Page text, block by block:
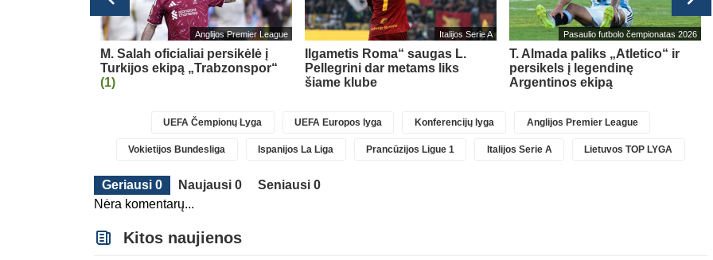
Anglijos Premier League
M. Salah oficialiai persikėlė į
Turkijos ekipą „Trabzonspor“
(1)
Italijos Serie A
Ilgametis Roma“ saugas L.
Pellegrini dar metams liks
šiame klube
Pasaulio futbolo čempionatas 2026
T. Almada paliks „Atletico“ ir
persikels į legendinę
Argentinos ekipą
UEFA Čempionų Lyga UEFA Europos lyga Konferencijų lyga Anglijos Premier League
Vokietijos Bundesliga Ispanijos La Liga Prancūzijos Ligue 1 Italijos Serie A Lietuvos TOP LYGA
Geriausi 0 Naujausi 0
Seniausi 0
Nėra komentarų...
Kitos naujienos